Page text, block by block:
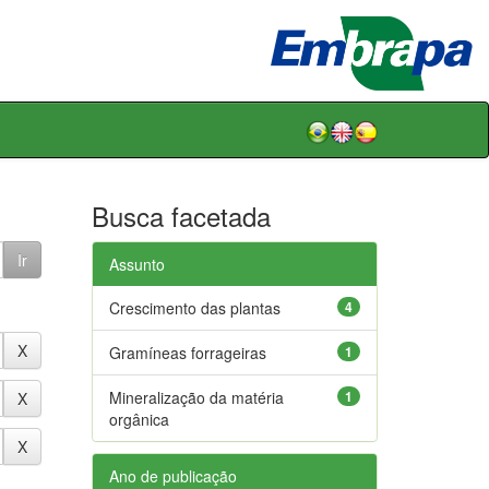
Busca facetada
Assunto
4
Crescimento das plantas
1
Gramíneas forrageiras
1
Mineralização da matéria
orgânica
Ano de publicação